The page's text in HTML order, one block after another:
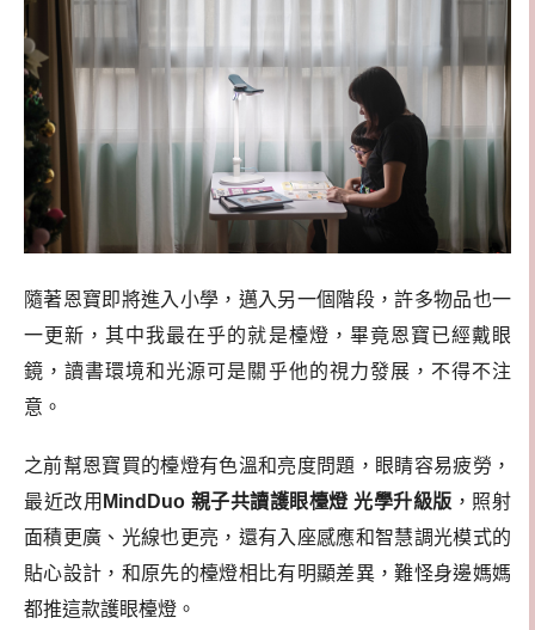
隨著恩寶即將進入小學，邁入另一個階段，許多物品也一
一更新，其中我最在乎的就是檯燈，畢竟恩寶已經戴眼
鏡，讀書環境和光源可是關乎他的視力發展，不得不注
意。
之前幫恩寶買的檯燈有色溫和亮度問題，眼睛容易疲勞，
最近改用 MindDuo 親子共讀護眼檯燈 光學升級版 ，照射
面積更廣、光線也更亮，還有入座感應和智慧調光模式的
貼心設計，和原先的檯燈相比有明顯差異，難怪身邊媽媽
都推這款護眼檯燈。